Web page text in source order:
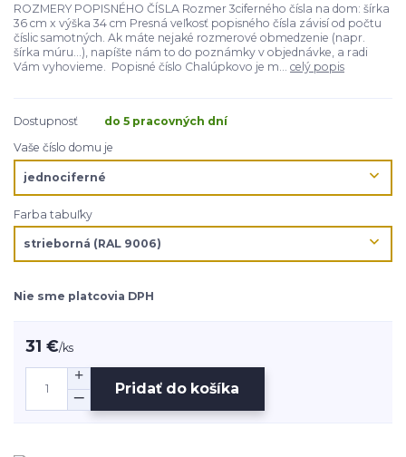
ROZMERY POPISNÉHO ČÍSLA Rozmer 3ciferného čísla na dom: šírka
36 cm x výška 34 cm Presná veľkosť popisného čísla závisí od počtu
číslic samotných. Ak máte nejaké rozmerové obmedzenie (napr.
šírka múru...), napíšte nám to do poznámky v objednávke, a radi
Vám vyhovieme. Popisné číslo Chalúpkovo je m... celý popis
Dostupnosť
do 5 pracovných dní
Vaše číslo domu je
Farba tabuľky
Nie sme platcovia DPH
31 €/ks
Pridať do košíka